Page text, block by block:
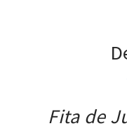
Fita de